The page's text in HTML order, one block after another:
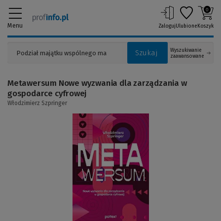
Menu
Szukaj
Wyszukiwanie
zaawansowane
ZalogujUlubione
0
Koszyk
Metawersum Nowe wyzwania dla zarządzania w
gospodarce cyfrowej
Włodzimierz Szpringer